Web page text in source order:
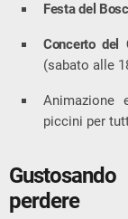
Festa del
Concerto del
(sabato alle
Animazione
piccini per
perdere